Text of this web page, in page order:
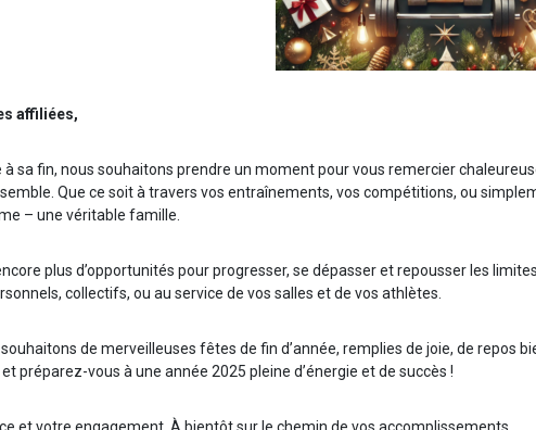
affiliées,
à sa fin, nous souhaitons prendre un moment pour vous remercier
Que ce soit à travers vos entraînements, vos compétitions, ou
– une véritable famille.
plus d’opportunités pour progresser, se dépasser et repousser les
collectifs, ou au service de vos salles et de vos athlètes.
de merveilleuses fêtes de fin d’année, remplies de joie, de repos
préparez-vous à une année 2025 pleine d’énergie et de succès !